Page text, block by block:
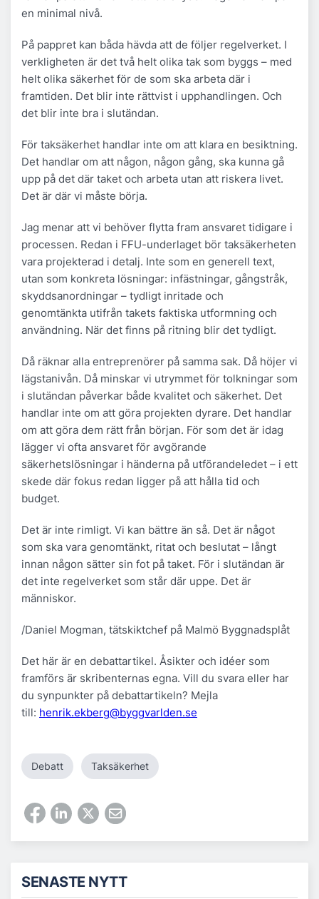
en minimal nivå.
På pappret kan båda hävda att de följer regelverket. I
verkligheten är det två helt olika tak som byggs – med
helt olika säkerhet för de som ska arbeta där i
framtiden. Det blir inte rättvist i upphandlingen. Och
det blir inte bra i slutändan.
För taksäkerhet handlar inte om att klara en besiktning.
Det handlar om att någon, någon gång, ska kunna gå
upp på det där taket och arbeta utan att riskera livet.
Det är där vi måste börja.
Jag menar att vi behöver flytta fram ansvaret tidigare i
processen. Redan i FFU-underlaget bör taksäkerheten
vara projekterad i detalj. Inte som en generell text,
utan som konkreta lösningar: infästningar, gångstråk,
skyddsanordningar – tydligt inritade och
genomtänkta utifrån takets faktiska utformning och
användning. När det finns på ritning blir det tydligt.
Då räknar alla entreprenörer på samma sak. Då höjer vi
lägstanivån. Då minskar vi utrymmet för tolkningar som
i slutändan påverkar både kvalitet och säkerhet. Det
handlar inte om att göra projekten dyrare. Det handlar
om att göra dem rätt från början. För som det är idag
lägger vi ofta ansvaret för avgörande
säkerhetslösningar i händerna på utförandeledet – i ett
skede där fokus redan ligger på att hålla tid och
budget.
Det är inte rimligt. Vi kan bättre än så. Det är något
som ska vara genomtänkt, ritat och beslutat – långt
innan någon sätter sin fot på taket. För i slutändan är
det inte regelverket som står där uppe. Det är
människor.
/Daniel Mogman, tätskiktchef på Malmö Byggnadsplåt
Det här är en debattartikel. Åsikter och idéer som
framförs är skribenternas egna. Vill du svara eller har
du synpunkter på debattartikeln? Mejla
till: henrik.ekberg@byggvarlden.se
Debatt Taksäkerhet
SENASTE NYTT